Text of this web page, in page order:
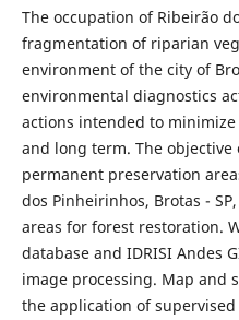
The occupation of Ribeirão
fragmentation of riparian
environment of the city of
environmental diagnostics
actions intended to
and long term. The
permanent preservation
dos Pinheirinhos, Brotas -
areas for forest restoration.
database and IDRISI Andes
image processing. Map and
the application of